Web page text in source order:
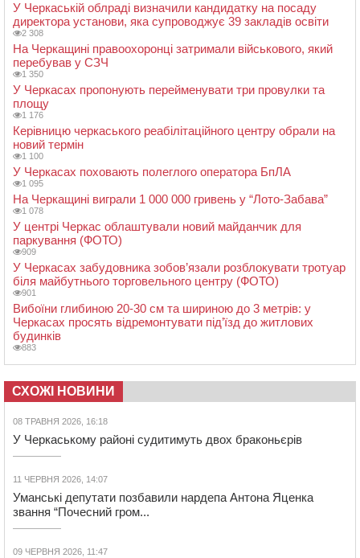
У Черкаській облраді визначили кандидатку на посаду
директора установи, яка супроводжує 39 закладів освіти
2 308
На Черкащині правоохоронці затримали військового, який
перебував у СЗЧ
1 350
У Черкасах пропонують перейменувати три провулки та
площу
1 176
Керівницю черкаського реабілітаційного центру обрали на
новий термін
1 100
У Черкасах поховають полеглого оператора БпЛА
1 095
На Черкащині виграли 1 000 000 гривень у “Лото-Забава”
1 078
У центрі Черкас облаштували новий майданчик для
паркування (ФОТО)
909
У Черкасах забудовника зобов’язали розблокувати тротуар
біля майбутнього торговельного центру (ФОТО)
901
Вибоїни глибиною 20-30 см та шириною до 3 метрів: у
Черкасах просять відремонтувати під’їзд до житлових
будинків
883
СХОЖІ НОВИНИ
08 ТРАВНЯ 2026, 16:18
У Черкаському районі судитимуть двох браконьєрів
11 ЧЕРВНЯ 2026, 14:07
Уманські депутати позбавили нардепа Антона Яценка
звання “Почесний гром...
09 ЧЕРВНЯ 2026, 11:47